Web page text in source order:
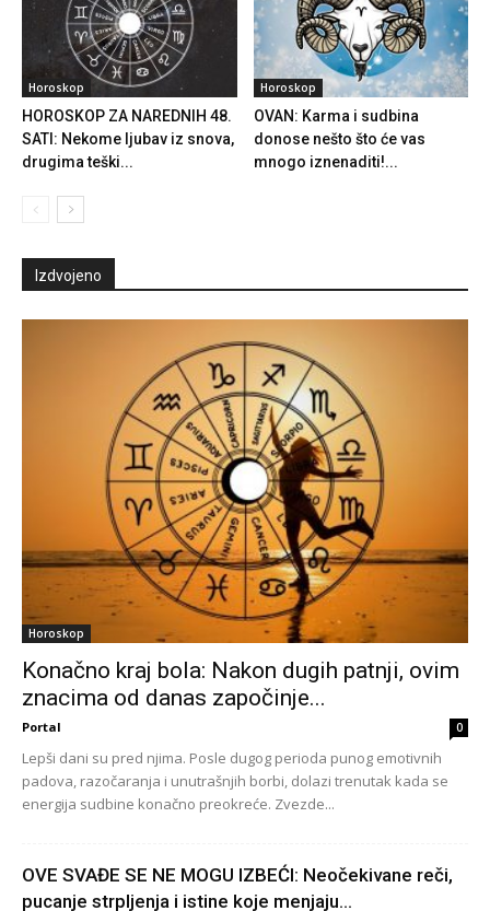
Horoskop
HOROSKOP ZA NAREDNIH 48.
SATI: Nekome ljubav iz snova,
drugima teški...
Horoskop
OVAN: Karma i sudbina
donose nešto što će vas
mnogo iznenaditi!...
Izdvojeno
Horoskop
Konačno kraj bola: Nakon dugih patnji, ovim
znacima od danas započinje...
Portal 0
Lepši dani su pred njima. Posle dugog perioda punog emotivnih
padova, razočaranja i unutrašnjih borbi, dolazi trenutak kada se
energija sudbine konačno preokreće. Zvezde...
OVE SVAĐE SE NE MOGU IZBEĆI: Neočekivane reči,
pucanje strpljenja i istine koje menjaju...